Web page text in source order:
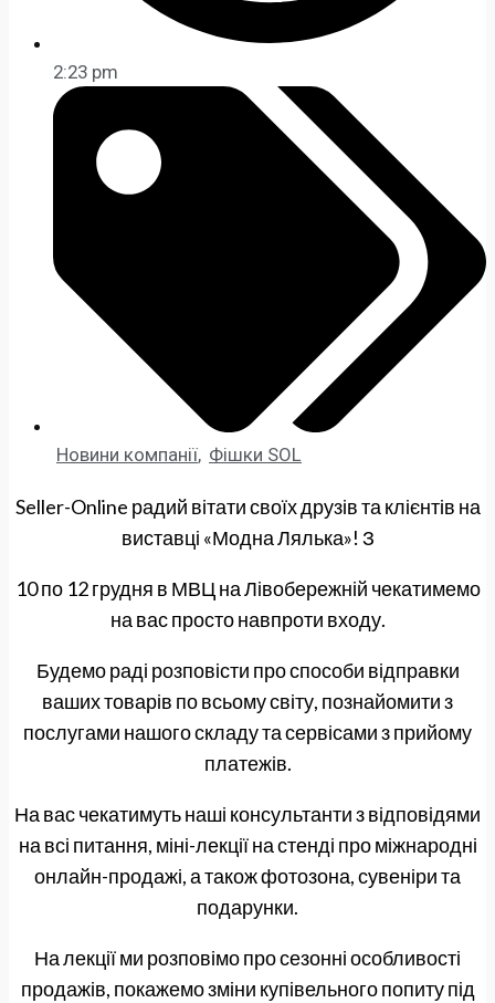
2:23 pm
Новини компанії, Фішки SOL
Seller-Online радий вітати своїх друзів та клієнтів на
виставці «Модна Лялька»! З
10 по 12 грудня в МВЦ на Лівобережній чекатимемо
на вас просто навпроти входу.
Будемо раді розповісти про способи відправки
ваших товарів по всьому світу, познайомити з
послугами нашого складу та сервісами з прийому
платежів.
На вас чекатимуть наші консультанти з відповідями
на всі питання, міні-лекції на стенді про міжнародні
онлайн-продажі, а також фотозона, сувеніри та
подарунки.
На лекції ми розповімо про сезонні особливості
продажів, покажемо зміни купівельного попиту під